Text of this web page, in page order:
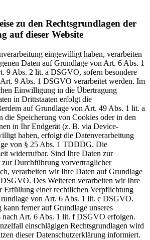
zu den Rechtsgrundlagen der
auf dieser Website
eingewilligt haben, verarbeiten
Daten auf Grundlage von Art. 6 Abs. 1
9 Abs. 2 lit. a DSGVO, sofern besondere
9 Abs. 1 DSGVO verarbeitet werden. Im
Einwilligung in die Übertragung
in Drittstaaten erfolgt die
auf Grundlage von Art. 49 Abs. 1 lit. a
Speicherung von Cookies oder in den
in Ihr Endgerät (z. B. via Device-
haben, erfolgt die Datenverarbeitung
von § 25 Abs. 1 TDDDG. Die
widerrufbar. Sind Ihre Daten zur
zur Durchführung vorvertraglicher
verarbeiten wir Ihre Daten auf Grundlage
Des Weiteren verarbeiten wir Ihre
Erfüllung einer rechtlichen Verpflichtung
von Art. 6 Abs. 1 lit. c DSGVO.
ferner auf Grundlage unseres
nach Art. 6 Abs. 1 lit. f DSGVO erfolgen.
einschlägigen Rechtsgrundlagen wird
dieser Datenschutzerklärung informiert.